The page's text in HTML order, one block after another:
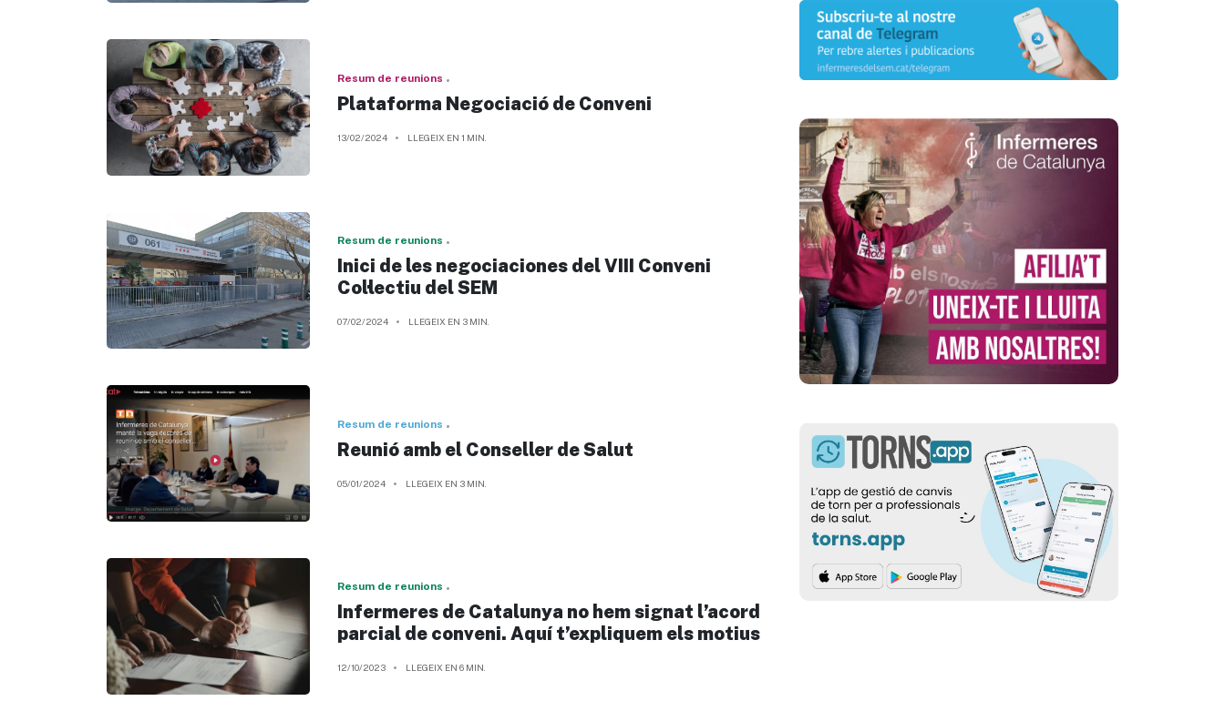
Resum de reunions
Plataforma Negociació de Conveni
13/02/2024 LLEGEIX EN 1 MIN.
Resum de reunions
Inici de les negociaciones del VIII Conveni
Col·lectiu del SEM
07/02/2024 LLEGEIX EN 3 MIN.
Resum de reunions
Reunió amb el Conseller de Salut
05/01/2024 LLEGEIX EN 3 MIN.
Resum de reunions
Infermeres de Catalunya no hem signat l’acord
parcial de conveni. Aquí t’expliquem els motius
12/10/2023 LLEGEIX EN 6 MIN.